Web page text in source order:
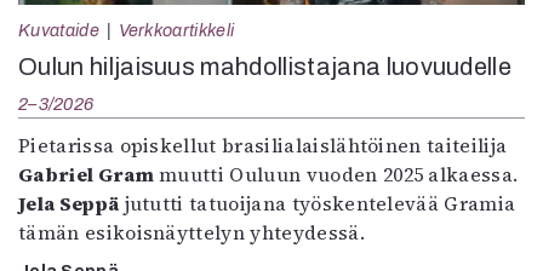
Kuvataide Verkkoartikkeli
Oulun hiljaisuus mahdollistajana luovuudelle
2–3/2026
Pietarissa opiskellut brasilialaislähtöinen taiteilija
Gabriel Grammuutti Ouluun vuoden 2025 alkaessa.
Jela Seppä jututti tatuoijana työskentelevää Gramia
tämän esikoisnäyttelyn yhteydessä.